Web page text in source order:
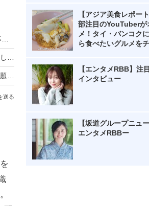
送る
【アジア美食レポー
部注目のYouTuberが
メ！タイ・バンコク
ら食べたいグルメを
【エンタメRBB】注
インタビュー
【坂道グループニュ
エンタメRBBー